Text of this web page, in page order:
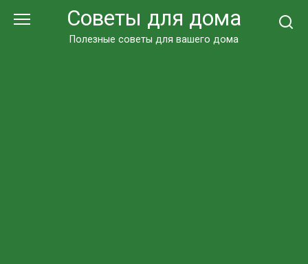
Советы для дома
Полезные советы для вашего дома